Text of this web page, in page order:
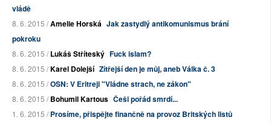
vládě
8. 6. 2015 /Amelie Horská Jak zastydlý antikomunismus brání
pokroku
8. 6. 2015 /Lukáš Stříteský Fuck islam?
8. 6. 2015 /Karel Dolejší Zítřejší den je můj, aneb Válka č. 3
8. 6. 2015 /OSN: V Eritreji "Vládne strach, ne zákon"
8. 6. 2015 /Bohumil Kartous Češi pořád smrdí...
1. 6. 2015 /Prosíme, přispějte finančně na provoz Britských listů